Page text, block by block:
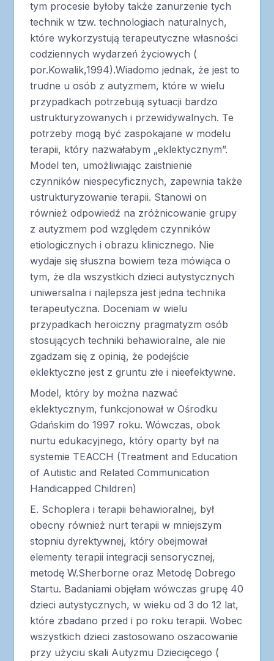
tym procesie byłoby także zanurzenie tych
technik w tzw. technologiach naturalnych,
które wykorzystują terapeutyczne własności
codziennych wydarzeń życiowych (
por.Kowalik,1994).Wiadomo jednak, że jest to
trudne u osób z autyzmem, które w wielu
przypadkach potrzebują sytuacji bardzo
ustrukturyzowanych i przewidywalnych. Te
potrzeby mogą być zaspokajane w modelu
terapii, który nazwałabym „eklektycznym”.
Model ten, umożliwiając zaistnienie
czynników niespecyficznych, zapewnia także
ustrukturyzowanie terapii. Stanowi on
również odpowiedź na zróżnicowanie grupy
z autyzmem pod względem czynników
etiologicznych i obrazu klinicznego. Nie
wydaje się słuszna bowiem teza mówiąca o
tym, że dla wszystkich dzieci autystycznych
uniwersalna i najlepsza jest jedna technika
terapeutyczna. Doceniam w wielu
przypadkach heroiczny pragmatyzm osób
stosujących techniki behawioralne, ale nie
zgadzam się z opinią, że podejście
eklektyczne jest z gruntu złe i nieefektywne.
Model, który by można nazwać
eklektycznym, funkcjonował w Ośrodku
Gdańskim do 1997 roku. Wówczas, obok
nurtu edukacyjnego, który oparty był na
systemie TEACCH (Treatment and Education
of Autistic and Related Communication
Handicapped Children)
E. Schoplera i terapii behawioralnej, był
obecny również nurt terapii w mniejszym
stopniu dyrektywnej, który obejmował
elementy terapii integracji sensorycznej,
metodę W.Sherborne oraz Metodę Dobrego
Startu. Badaniami objęłam wówczas grupę 40
dzieci autystycznych, w wieku od 3 do 12 lat,
które zbadano przed i po roku terapii. Wobec
wszystkich dzieci zastosowano oszacowanie
przy użyciu skali Autyzmu Dziecięcego (